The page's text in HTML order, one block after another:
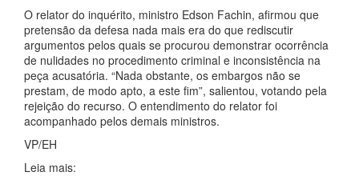
O relator do inquérito, ministro Edson Fachin, afirmou que
pretensão da defesa nada mais era do que rediscutir
argumentos pelos quais se procurou demonstrar ocorrência
de nulidades no procedimento criminal e inconsistência na
peça acusatória. “Nada obstante, os embargos não se
prestam, de modo apto, a este fim”, salientou, votando pela
rejeição do recurso. O entendimento do relator foi
acompanhado pelos demais ministros.
VP/EH
Leia mais: